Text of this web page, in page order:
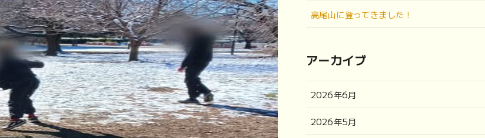
高尾山に登ってきました！
アーカイブ
2026年6月
2026年5月